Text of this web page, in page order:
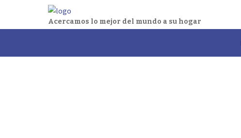
Acercamos lo mejor del mundo a su hogar
content